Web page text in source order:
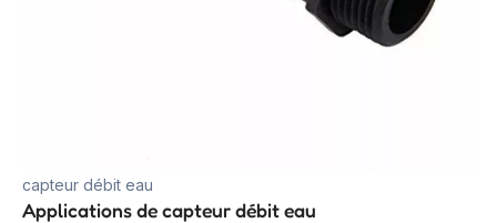
capteur débit eau
Applications de capteur débit eau